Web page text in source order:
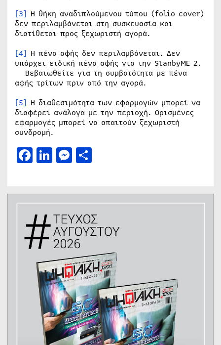
[3] Η θήκη αναδιπλούμενου τύπου (folio cover)
δεν περιλαμβάνεται στη συσκευασία και
διατίθεται προς ξεχωριστή αγορά.
[4] Η πένα αφής δεν περιλαμβάνεται. Δεν
υπάρχει ειδική πένα αφής για την StanbyME 2.
Βεβαιωθείτε για τη συμβατότητα με πένα
αφής τρίτων πριν από την αγορά.
[5] Η διαθεσιμότητα των εφαρμογών μπορεί να
διαφέρει ανάλογα με την περιοχή. Ορισμένες
εφαρμογές μπορεί να απαιτούν ξεχωριστή
συνδρομή.
Facebook
LinkedIn
Messenger